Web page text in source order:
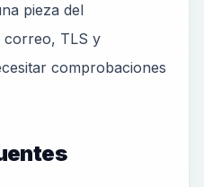
pieza del
TLS y
comprobaciones